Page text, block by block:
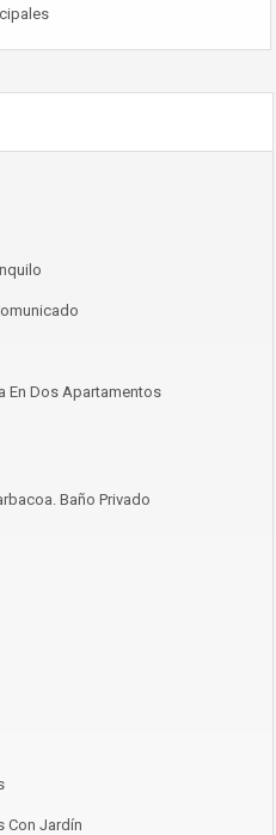
En Dos Apartamentos
Baño Privado
Con Jardín